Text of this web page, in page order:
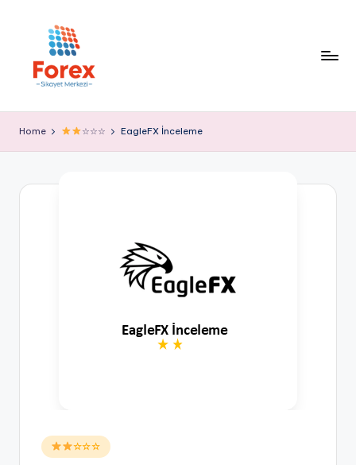
Home ☆☆☆ EagleFX İnceleme
Posted
in
☆☆☆